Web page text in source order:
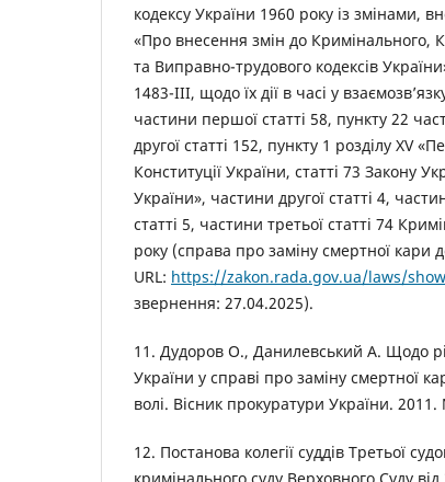
кодексу України 1960 року із змінами,
«Про внесення змін до Кримінального,
та Виправно-трудового кодексів
1483-III, щодо їх дії в часі у
частини першої статті 58, пункту 22
другої статті 152, пункту 1 розділу XV
Конституції України, статті 73 Закону
України», частини другої статті 4,
статті 5, частини третьої статті 74
року (справа про заміну смертної кари
URL: https://zakon.rada.gov.ua/laws/
звернення: 27.04.2025).
11. Дудоров О., Данилевський А. Щодо
України у справі про заміну смертної
волі. Вісник прокуратури України.
12. Постанова колегії суддів Третьої